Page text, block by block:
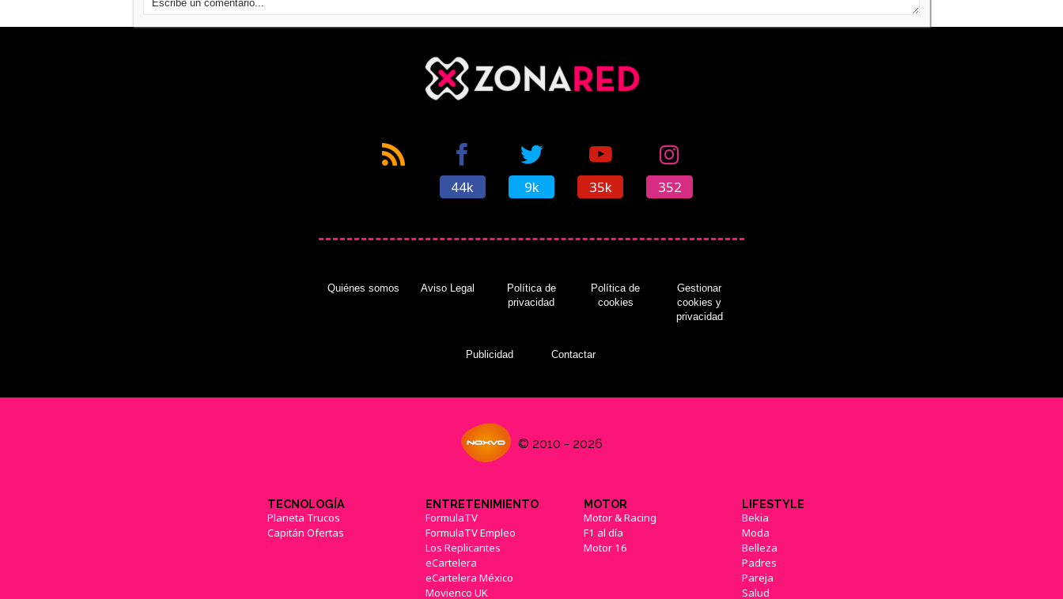
44k 9k 35k 352
Quiénes somos Aviso Legal
Política de
privacidad
Política de
cookies
Gestionar
cookies y
privacidad
Publicidad Contactar
© 2010 - 2026
TECNOLOGÍA
Planeta Trucos
Capitán Ofertas
ENTRETENIMIENTO
FormulaTV
FormulaTV Empleo
Los Replicantes
eCartelera
eCartelera México
Movienco UK
MOTOR
Motor & Racing
F1 al día
Motor 16
LIFESTYLE
Bekia
Moda
Belleza
Padres
Pareja
Salud